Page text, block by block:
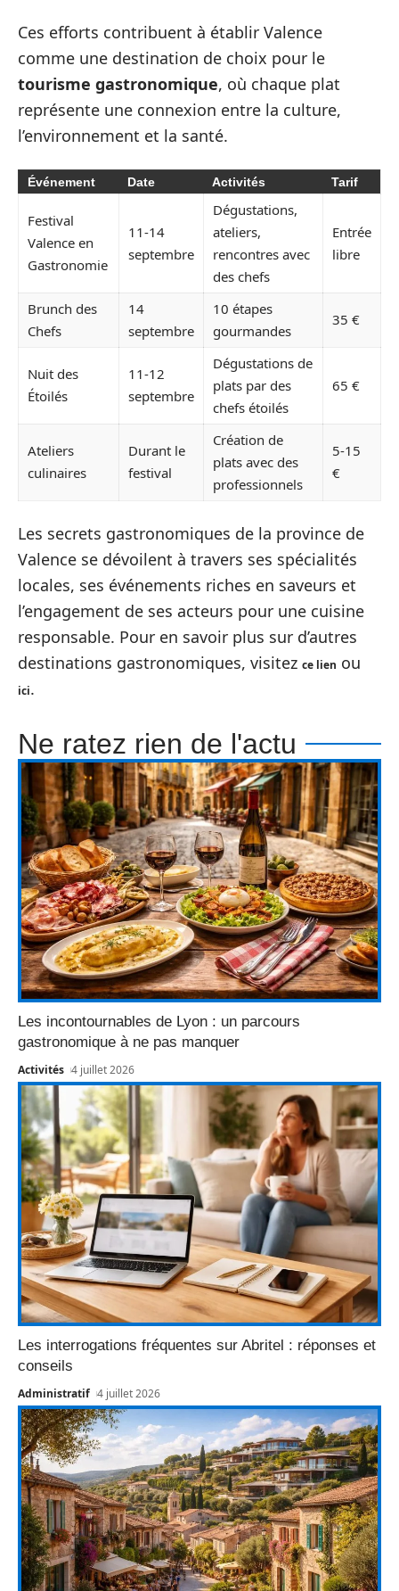
Ces efforts contribuent à établir Valence
comme une destination de choix pour le
tourisme gastronomique, où chaque plat
représente une connexion entre la culture,
l’environnement et la santé.
Événement Date Activités Tarif
Festival
Valence en
Gastronomie
11-14
septembre
Dégustations,
ateliers,
rencontres avec
des chefs
Entrée
libre
Brunch des
Chefs
14
septembre
10 étapes
gourmandes
35 €
Nuit des
Étoilés
11-12
septembre
Dégustations de
plats par des
chefs étoilés
65 €
Ateliers
culinaires
Durant le
festival
Création de
plats avec des
professionnels
5-15
€
Les secrets gastronomiques de la province de
Valence se dévoilent à travers ses spécialités
locales, ses événements riches en saveurs et
l’engagement de ses acteurs pour une cuisine
responsable. Pour en savoir plus sur d’autres
destinations gastronomiques, visitez ce lien ou
ici.
Ne ratez rien de l'actu
Les incontournables de Lyon : un parcours
gastronomique à ne pas manquer
Activités 4 juillet 2026
Les interrogations fréquentes sur Abritel : réponses et
conseils
Administratif 4 juillet 2026